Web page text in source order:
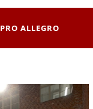
PRO ALLEGRO